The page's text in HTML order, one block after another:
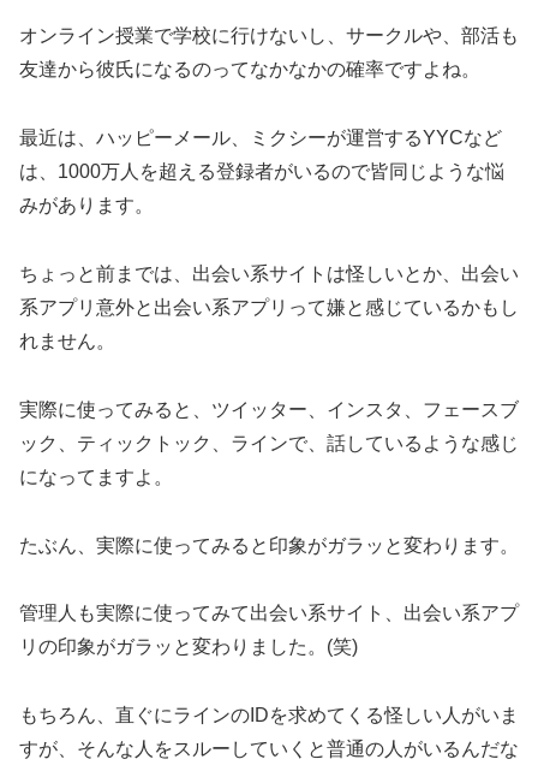
オンライン授業で学校に行けないし、サークルや、部活も
友達から彼氏になるのってなかなかの確率ですよね。
最近は、ハッピーメール、ミクシーが運営するYYCなど
は、1000万人を超える登録者がいるので皆同じような悩
みがあります。
ちょっと前までは、出会い系サイトは怪しいとか、出会い
系アプリ意外と出会い系アプリって嫌と感じているかもし
れません。
実際に使ってみると、ツイッター、インスタ、フェースブ
ック、ティックトック、ラインで、話しているような感じ
になってますよ。
たぶん、実際に使ってみると印象がガラッと変わります。
管理人も実際に使ってみて出会い系サイト、出会い系アプ
リの印象がガラッと変わりました。(笑)
もちろん、直ぐにラインのIDを求めてくる怪しい人がいま
すが、そんな人をスルーしていくと普通の人がいるんだな